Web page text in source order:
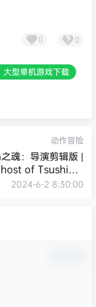
0 0
大型单机游戏下载
动作冒险
魂：导演剪辑版 |
of Tsushima
CUT（支持网络
2024-6-2 8:30:00